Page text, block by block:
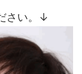
さい。↓